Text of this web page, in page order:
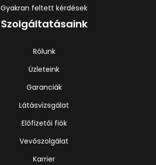
Gyakran feltett kérdések
Szolgáltatásaink
Rólunk
Üzleteink
Garanciák
Látásvizsgálat
Előfizetői fiók
Vevőszolgálat
Karrier